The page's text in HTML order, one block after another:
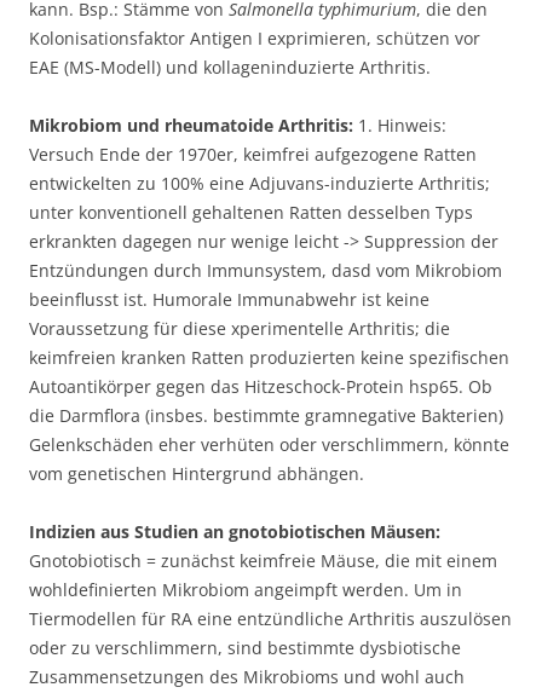
kann. Bsp.: Stämme von Salmonella typhimurium, die den
Kolonisationsfaktor Antigen I exprimieren, schützen vor
EAE (MS-Modell) und kollageninduzierte Arthritis.
Mikrobiom und rheumatoide Arthritis: 1. Hinweis:
Versuch Ende der 1970er, keimfrei aufgezogene Ratten
entwickelten zu 100% eine Adjuvans-induzierte Arthritis;
unter konventionell gehaltenen Ratten desselben Typs
erkrankten dagegen nur wenige leicht -> Suppression der
Entzündungen durch Immunsystem, dasd vom Mikrobiom
beeinflusst ist. Humorale Immunabwehr ist keine
Voraussetzung für diese xperimentelle Arthritis; die
keimfreien kranken Ratten produzierten keine spezifischen
Autoantikörper gegen das Hitzeschock-Protein hsp65. Ob
die Darmflora (insbes. bestimmte gramnegative Bakterien)
Gelenkschäden eher verhüten oder verschlimmern, könnte
vom genetischen Hintergrund abhängen.
Indizien aus Studien an gnotobiotischen Mäusen:
Gnotobiotisch = zunächst keimfreie Mäuse, die mit einem
wohldefinierten Mikrobiom angeimpft werden. Um in
Tiermodellen für RA eine entzündliche Arthritis auszulösen
oder zu verschlimmern, sind bestimmte dysbiotische
Zusammensetzungen des Mikrobioms und wohl auch